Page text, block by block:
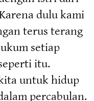
dulu kami
terus terang
setiap
itu.
untuk hidup
percabulan.